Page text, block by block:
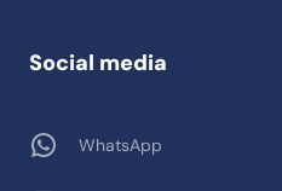
Social media
WhatsApp